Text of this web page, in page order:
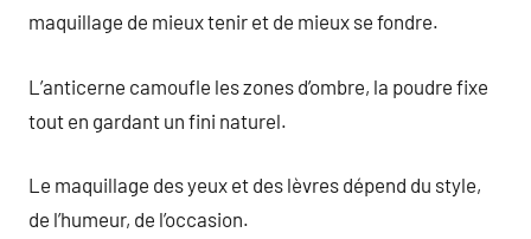
maquillage de mieux tenir et de mieux se fondre.
L’anticerne camoufle les zones d’ombre, la poudre fixe
tout en gardant un fini naturel.
Le maquillage des yeux et des lèvres dépend du style,
de l’humeur, de l’occasion.